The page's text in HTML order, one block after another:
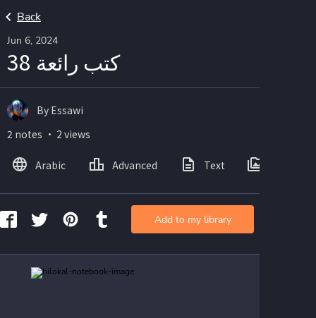
Back
Jun 6, 2024
كتب رائعة 38
By Essawi
2 notes ・ 2 views
Arabic Advanced Text
Add to my library